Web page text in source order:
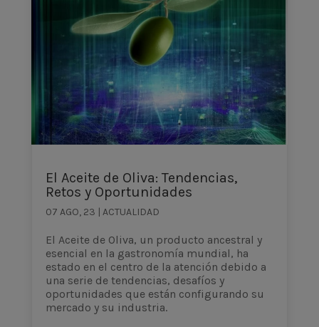
El Aceite de Oliva: Tendencias,
Retos y Oportunidades
07 AGO, 23 | ACTUALIDAD
El Aceite de Oliva, un producto ancestral y
esencial en la gastronomía mundial, ha
estado en el centro de la atención debido a
una serie de tendencias, desafíos y
oportunidades que están configurando su
mercado y su industria.